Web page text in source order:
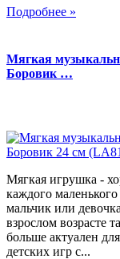
Подробнее »
Мягкая
Боровик …
Мягкая игрушка -
каждого маленького
мальчик или
взрослом возрасте
больше актуален
детских игр с...